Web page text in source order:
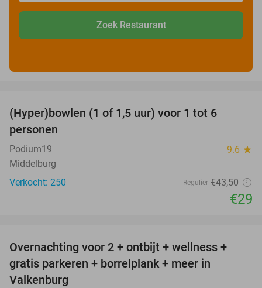
Zoek Restaurant
(Hyper)bowlen (1 of 1,5 uur) voor 1 tot 6
personen
Podium19 9.6 star
Middelburg
Verkocht: 250
Regulier €43,50
€29
33%
Overnachting voor 2 + ontbijt + wellness +
gratis parkeren + borrelplank + meer in
Valkenburg